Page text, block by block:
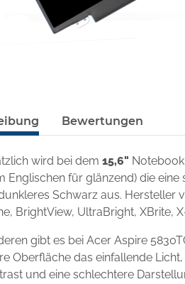
Bewertungen
wird bei dem 15,6" Notebook
Englischen für glänzend) die
Schwarz aus. Hersteller
BrightView, UltraBright, XBrite,
gibt es bei Acer Aspire
Oberfläche das einfallende
und eine schlechtere